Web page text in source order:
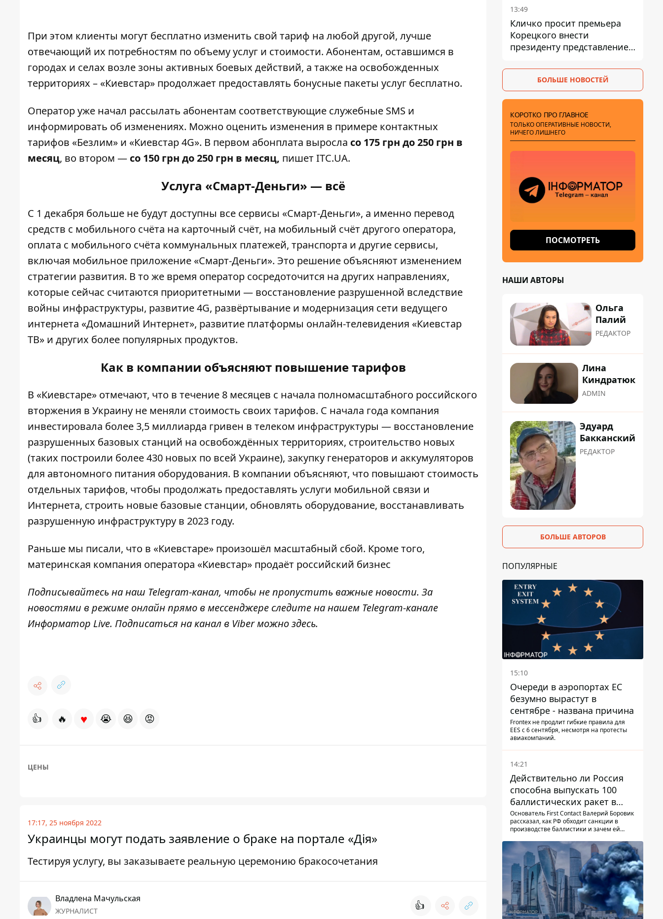
При этом клиенты могут бесплатно изменить свой тариф на любой другой, лучше
отвечающий их потребностям по объему услуг и стоимости. Абонентам, оставшимся в
городах и селах возле зоны активных боевых действий, а также на освобожденных
территориях – «Киевстар» продолжает предоставлять бонусные пакеты услуг бесплатно.
Оператор уже начал рассылать абонентам соответствующие служебные SMS и
информировать об изменениях. Можно оценить изменения в примере контактных
тарифов «Безлим» и «Киевстар 4G». В первом абонплата выросла со 175 грн до 250 грн в
месяц, во втором — со 150 грн до 250 грн в месяц, пишет ITC.UA.
Услуга «Смарт-Деньги» — всё
С 1 декабря больше не будут доступны все сервисы «Смарт-Деньги», а именно перевод
средств с мобильного счёта на карточный счёт, на мобильный счёт другого оператора,
оплата с мобильного счёта коммунальных платежей, транспорта и другие сервисы,
включая мобильное приложение «Смарт-Деньги». Это решение объясняют изменением
стратегии развития. В то же время оператор сосредоточится на других направлениях,
которые сейчас считаются приоритетными — восстановление разрушенной вследствие
войны инфраструктуры, развитие 4G, развёртывание и модернизация сети ведущего
интернета «Домашний Интернет», развитие платформы онлайн-телевидения «Киевстар
ТВ» и других более популярных продуктов.
Как в компании объясняют повышение тарифов
В «Киевстаре» отмечают, что в течение 8 месяцев с начала полномасштабного российского
вторжения в Украину не меняли стоимость своих тарифов. С начала года компания
инвестировала более 3,5 миллиарда гривен в телеком инфраструктуры — восстановление
разрушенных базовых станций на освобождённых территориях, строительство новых
(таких построили более 430 новых по всей Украине), закупку генераторов и аккумуляторов
для автономного питания оборудования. В компании объясняют, что повышают стоимость
отдельных тарифов, чтобы продолжать предоставлять услуги мобильной связи и
Интернета, строить новые базовые станции, обновлять оборудование, восстанавливать
разрушенную инфраструктуру в 2023 году.
Раньше мы писали, что в «Киевстаре» произошёл масштабный сбой. Кроме того,
материнская компания оператора «Киевстар» продаёт российский бизнес
Подписывайтесь на наш Telegram-канал, чтобы не пропустить важные новости. За
новостями в режиме онлайн прямо в мессенджере следите на нашем Telegram-канале
Информатор Live. Подписаться на канал в Viber можноздесь.
👍 🔥 ♥ 😭 😆 😡
ЦЕНЫ
17:17, 25 ноября 2022
Украинцы могут подать заявление о браке на портале «Дія»
Тестируя услугу, вы заказываете реальную церемонию бракосочетания
Владлена Мачульская
ЖУРНАЛИСТ 👍
13:49
Кличко просит премьера
Корецкого внести
президенту представление
Троещины Бахматова
БОЛЬШЕ НОВОСТЕЙ
КОРОТКО ПРО ГЛАВНОЕ
ТОЛЬКО ОПЕРАТИВНЫЕ НОВОСТИ,
НИЧЕГО ЛИШНЕГО
ПОСМОТРЕТЬ
НАШИ АВТОРЫ
Ольга
Палий
РЕДАКТОР
Лина
Киндратюк
ADMIN
Эдуард
Бакканский
РЕДАКТОР
БОЛЬШЕ АВТОРОВ
ПОПУЛЯРНЫЕ
15:10
Очереди в аэропортах ЕС
безумно вырастут в
сентябре - названа причина
Frontex не продлит гибкие правила для
EES с 6 сентября, несмотря на протесты
авиакомпаний.
14:21
Действительно ли Россия
способна выпускать 100
баллистических ракет в
месяц и что с этим делать
Основатель First Contact Валерий Боровик
рассказал, как РФ обходит санкции в
производстве баллистики и зачем ей